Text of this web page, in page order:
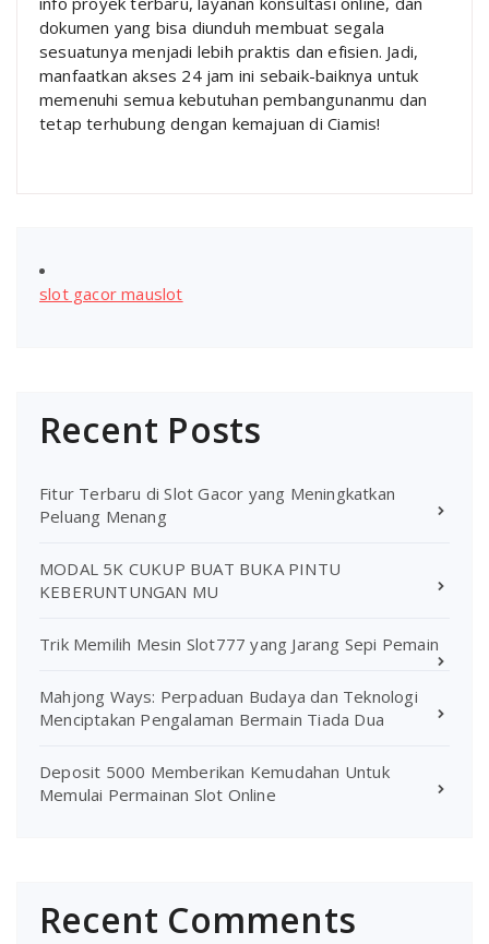
dokumen yang bisa diunduh membuat segala
sesuatunya menjadi lebih praktis dan efisien. Jadi,
manfaatkan akses 24 jam ini sebaik-baiknya untuk
memenuhi semua kebutuhan pembangunanmu dan
tetap terhubung dengan kemajuan di Ciamis!
slot gacor mauslot
Recent Posts
Fitur Terbaru di Slot Gacor yang Meningkatkan
Peluang Menang
MODAL 5K CUKUP BUAT BUKA PINTU
KEBERUNTUNGAN MU
Trik Memilih Mesin Slot777 yang Jarang Sepi Pemain
Mahjong Ways: Perpaduan Budaya dan Teknologi
Menciptakan Pengalaman Bermain Tiada Dua
Deposit 5000 Memberikan Kemudahan Untuk
Memulai Permainan Slot Online
Recent Comments